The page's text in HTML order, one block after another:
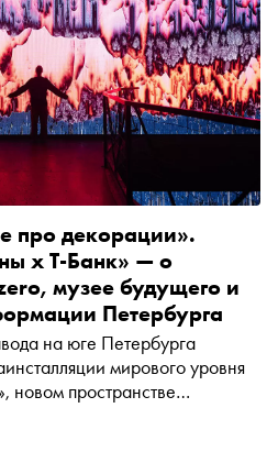
про декорации».
x Т-Банк» — о
музее будущего и
Петербурга
на юге Петербурга
мирового уровня
новом пространстве
дуэт 404.zero, чьи